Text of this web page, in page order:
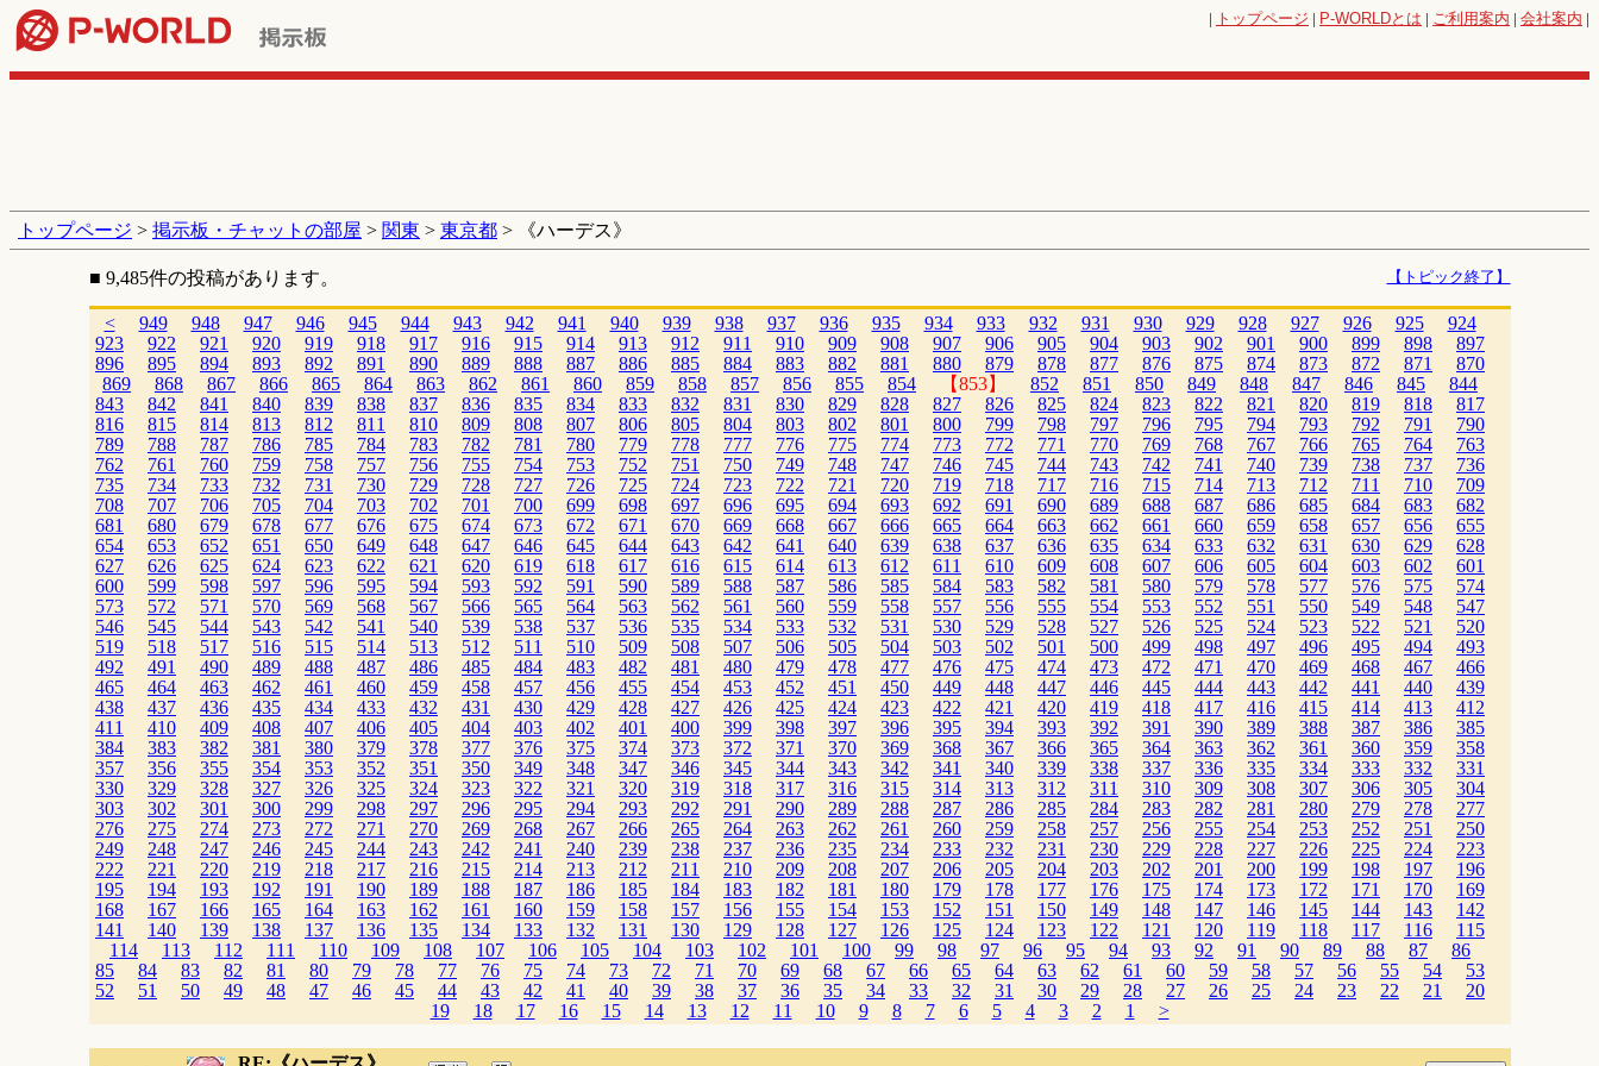
| トップページ | P-WORLDとは | ご利用案内 | 会社案内 |
トップページ > 掲示板・チャットの部屋 > 関東 > 東京都 > 《ハーデス》
■ 9,485件の投稿があります。 【トピック終了】
< 949 948 947 946 945 944 943 942 941 940 939 938 937 936 935 934 933 932 931 930 929 928 927 926 925
924
923
922 921 920 919 918 917 916 915 914 913 912 911 910 909 908 907 906 905 904 903 902 901 900 899 898
897
896
895 894 893 892 891 890 889 888 887 886 885 884 883 882 881 880 879 878 877 876 875 874 873 872 871
870
869
868 867 866 865 864 863 862 861 860 859 858 857 856 855 854 【853】 852 851 850 849 848 847 846 845
844
843
842 841 840 839 838 837 836 835 834 833 832 831 830 829 828 827 826 825 824 823 822 821 820 819 818
817
816
815 814 813 812 811 810 809 808 807 806 805 804 803 802 801 800 799 798 797 796 795 794 793 792 791
790
789
788 787 786 785 784 783 782 781 780 779 778 777 776 775 774 773 772 771 770 769 768 767 766 765 764
763
762
761 760 759 758 757 756 755 754 753 752 751 750 749 748 747 746 745 744 743 742 741 740 739 738 737
736
735
734 733 732 731 730 729 728 727 726 725 724 723 722 721 720 719 718 717 716 715 714 713 712 711 710
709
708
707 706 705 704 703 702 701 700 699 698 697 696 695 694 693 692 691 690 689 688 687 686 685 684 683
682
681
680 679 678 677 676 675 674 673 672 671 670 669 668 667 666 665 664 663 662 661 660 659 658 657 656
655
654
653 652 651 650 649 648 647 646 645 644 643 642 641 640 639 638 637 636 635 634 633 632 631 630 629
628
627
626 625 624 623 622 621 620 619 618 617 616 615 614 613 612 611 610 609 608 607 606 605 604 603 602
601
600
599 598 597 596 595 594 593 592 591 590 589 588 587 586 585 584 583 582 581 580 579 578 577 576 575
574
573
572 571 570 569 568 567 566 565 564 563 562 561 560 559 558 557 556 555 554 553 552 551 550 549 548
547
546
545 544 543 542 541 540 539 538 537 536 535 534 533 532 531 530 529 528 527 526 525 524 523 522 521
520
519
518 517 516 515 514 513 512 511 510 509 508 507 506 505 504 503 502 501 500 499 498 497 496 495 494
493
492
491 490 489 488 487 486 485 484 483 482 481 480 479 478 477 476 475 474 473 472 471 470 469 468 467
466
465
464 463 462 461 460 459 458 457 456 455 454 453 452 451 450 449 448 447 446 445 444 443 442 441 440
439
438
437 436 435 434 433 432 431 430 429 428 427 426 425 424 423 422 421 420 419 418 417 416 415 414 413
412
411
410 409 408 407 406 405 404 403 402 401 400 399 398 397 396 395 394 393 392 391 390 389 388 387 386
385
384
383 382 381 380 379 378 377 376 375 374 373 372 371 370 369 368 367 366 365 364 363 362 361 360 359
358
357
356 355 354 353 352 351 350 349 348 347 346 345 344 343 342 341 340 339 338 337 336 335 334 333 332
331
330
329 328 327 326 325 324 323 322 321 320 319 318 317 316 315 314 313 312 311 310 309 308 307 306 305
304
303
302 301 300 299 298 297 296 295 294 293 292 291 290 289 288 287 286 285 284 283 282 281 280 279 278
277
276
275 274 273 272 271 270 269 268 267 266 265 264 263 262 261 260 259 258 257 256 255 254 253 252 251
250
249
248 247 246 245 244 243 242 241 240 239 238 237 236 235 234 233 232 231 230 229 228 227 226 225 224
223
222
221 220 219 218 217 216 215 214 213 212 211 210 209 208 207 206 205 204 203 202 201 200 199 198 197
196
195
194 193 192 191 190 189 188 187 186 185 184 183 182 181 180 179 178 177 176 175 174 173 172 171 170
169
168
167 166 165 164 163 162 161 160 159 158 157 156 155 154 153 152 151 150 149 148 147 146 145 144 143
142
141
140 139 138 137 136 135 134 133 132 131 130 129 128 127 126 125 124 123 122 121 120 119 118 117 116
115
114
113 112 111 110 109 108 107 106 105 104 103 102 101 100 99 98 97 96 95 94 93 92 91 90 89 88 87
86
85
84 83 82 81 80 79 78 77 76 75 74 73 72 71 70 69 68 67 66 65 64 63 62 61 60 59 58 57 56 55 54
53
52
51 50 49 48 47 46 45 44 43 42 41 40 39 38 37 36 35 34 33 32 31 30 29 28 27 26 25 24 23 22 21
20
19
18 17 16 15 14 13 12 11 10 9 8 7 6 5 4 3 2 1 >